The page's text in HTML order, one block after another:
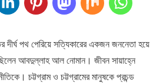
দীর্ঘ পথ পেরিয়ে সত্যিকারের একজন জননেতা হয়ে
আবদুল্লাহ আল নোমান। জীবন সায়াহ্নে
চট্টগ্রাম ও চট্টগ্রামের মানুষকে প্রচন্ড